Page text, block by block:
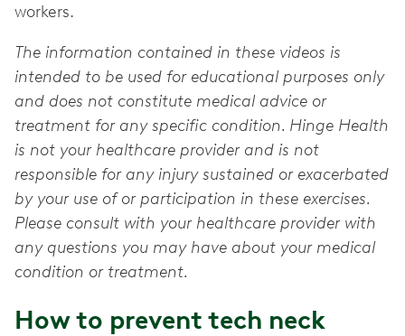
workers.
The information contained in these videos is
intended to be used for educational purposes only
and does not constitute medical advice or
treatment for any specific condition. Hinge Health
is not your healthcare provider and is not
responsible for any injury sustained or exacerbated
by your use of or participation in these exercises.
Please consult with your healthcare provider with
any questions you may have about your medical
condition or treatment.
How to prevent tech neck